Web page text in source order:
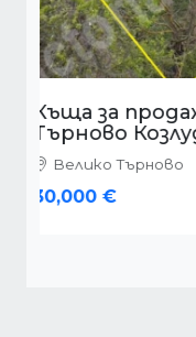
Къща за
Търново
Велико
229,000 €